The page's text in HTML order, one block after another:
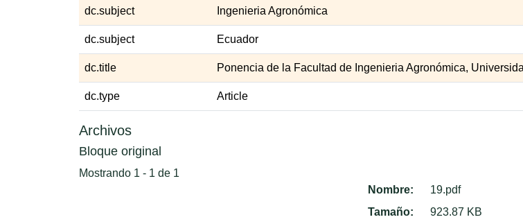
dc.subject Ingenieria Agronómica
dc.subject Ecuador
dc.title Ponencia de la Facultad de Ingenieria Agronómica,
dc.type Article
Archivos
Bloque original
Mostrando 1 - 1 de 1
Nombre:
19.pdf
Tamaño:
923.87 KB